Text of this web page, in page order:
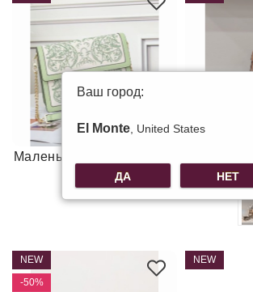
Маленькая сумка G. Vero
NEW
-50%
NEW
Ваш город:
El Monte, United States
ДА НЕТ